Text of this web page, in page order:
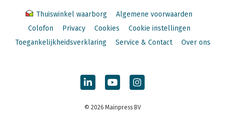
Thuiswinkel waarborg
Algemene voorwaarden
Colofon
Privacy Cookies
Cookie instellingen
Toegankelijkheidsverklaring
Service & Contact Over ons
© 2026 Mainpress BV